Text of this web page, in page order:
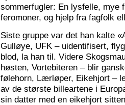
sommerfugler: En lysfelle, mye
feromoner, og hjelp fra fagfolk
Siste gruppe var det han kalte
Gulløye, UFK – uidentifisert,
blod, la han til. Videre
høsten, Vortebiteren – blir
følehorn, Lærløper, Eikehjort –
av de største billeartene i
sin datter med en eikehjort